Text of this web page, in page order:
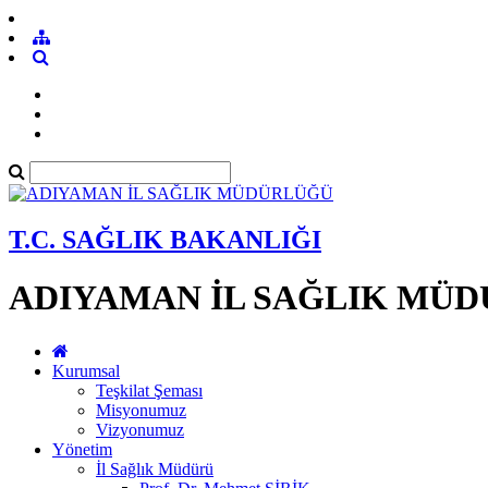
T.C. SAĞLIK BAKANLIĞI
ADIYAMAN İL SAĞLIK
Kurumsal
Teşkilat Şeması
Misyonumuz
Vizyonumuz
Yönetim
İl Sağlık Müdürü